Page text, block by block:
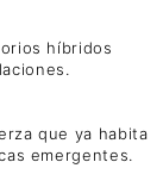
híbridos
que ya habita
emergentes.